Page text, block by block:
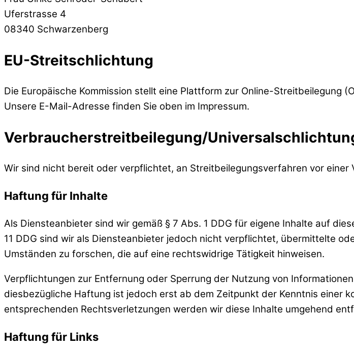
Uferstrasse 4
08340 Schwarzenberg
EU-Streitschlichtung
Die Europäische Kommission stellt eine Plattform zur Online-Streitbeilegung
Unsere E-Mail-Adresse finden Sie oben im Impressum.
Verbraucher­streit­beilegung/
Wir sind nicht bereit oder verpflichtet, an Streitbeilegungsverfahren vor
Haftung für Inhalte
Als Diensteanbieter sind wir gemäß § 7 Abs. 1 DDG für eigene Inhalte auf
11 DDG sind wir als Diensteanbieter jedoch nicht verpflichtet, übermittelte
Umständen zu forschen, die auf eine rechtswidrige Tätigkeit hinweisen.
Verpflichtungen zur Entfernung oder Sperrung der Nutzung von
diesbezügliche Haftung ist jedoch erst ab dem Zeitpunkt der Kenntnis einer
entsprechenden Rechtsverletzungen werden wir diese Inhalte umgehend
Haftung für Links